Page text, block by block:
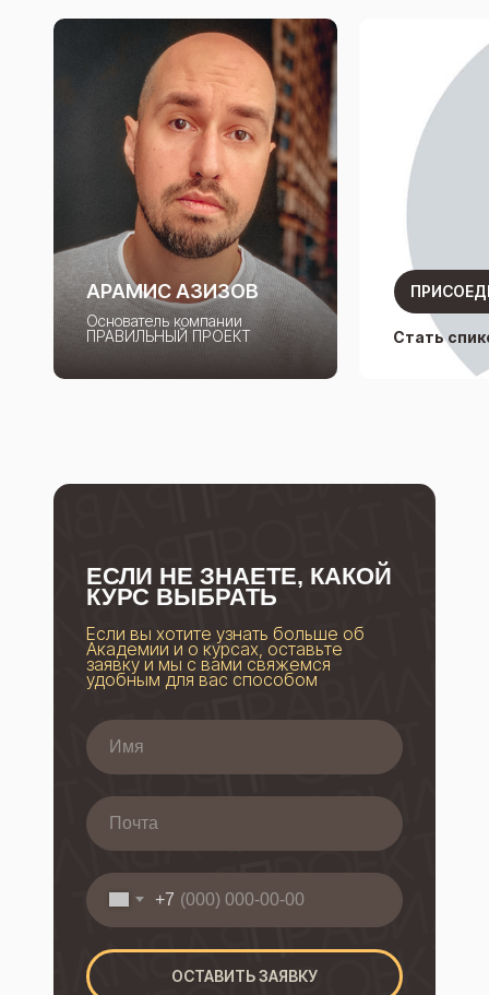
Стать
АРАМИС АЗИЗОВ
Основатель компании
ПРАВИЛЬНЫЙ ПРОЕКТ
ЕСЛИ НЕ ЗНАЕТЕ, КАКОЙ
КУРС ВЫБРАТЬ
Если вы хотите узнать больше об
Академии и о курсах, оставьте
заявку и мы с вами свяжемся
удобным для вас способом
+7
ОСТАВИТЬ ЗАЯВКУ